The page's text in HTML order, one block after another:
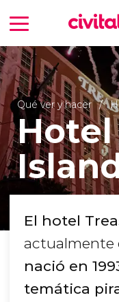
Qué ver y hacer
Hotel
El hotel
actualmente
nació en
temática